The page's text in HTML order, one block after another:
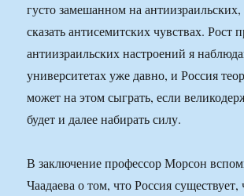
густо замешанном на антиизраильских,
сказать антисемитских чувствах. Рост
антиизраильских настроений я
университетах уже давно, и Россия
может на этом сыграть, если
будет и далее набирать силу.
В заключение профессор Морсон
Чаадаева о том, что Россия